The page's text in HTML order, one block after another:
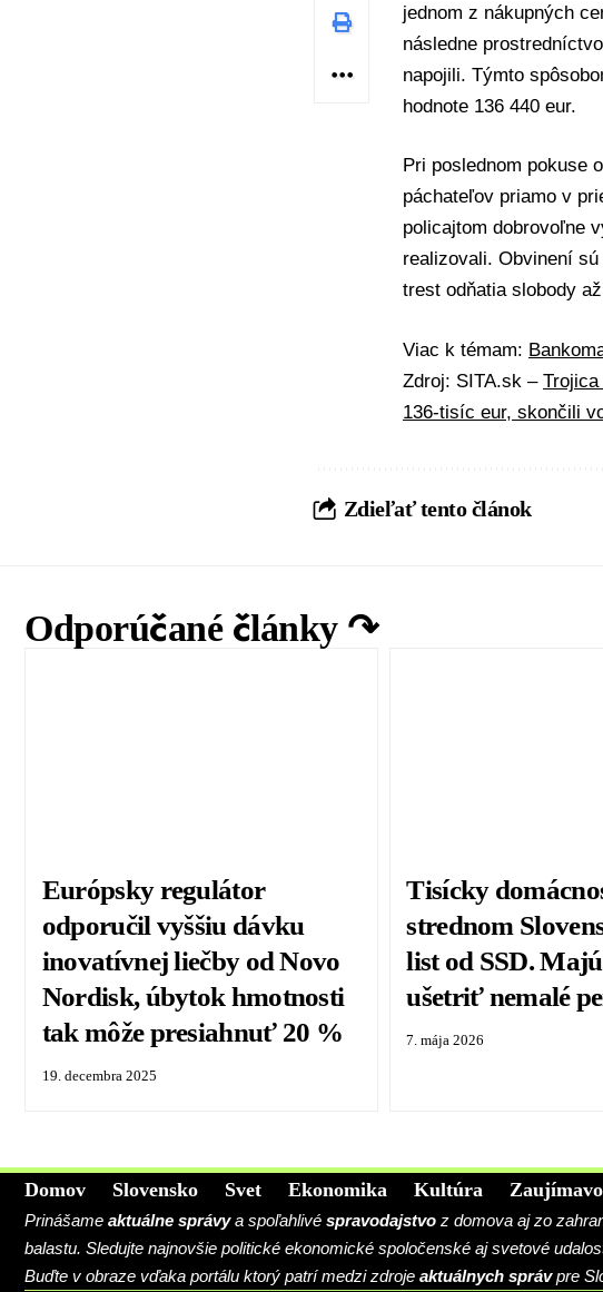
jednom z nákupných
následne
napojili. Týmto
hodnote 136 440 eur.
Pri poslednom pokuse
páchateľov priamo v
policajtom dobrovoľne
realizovali. Obvinení
trest odňatia slobody
Viac k témam:
Zdroj: SITA.sk –
136-tisíc eur, skončili
Zdieľať tento článok
Odporúčané články ↷
Európsky regulátor
odporučil vyššiu dávku
inovatívnej liečby od Novo
Nordisk, úbytok hmotnosti
tak môže presiahnuť 20 %
19. decembra 2025
Tisícky
strednom
list od SSD.
ušetriť nemalé
7. mája 2026
Domov Slovensko Svet Ekonomika Kultúra
Prinášame aktuálne správya spoľahlivé spravodajstvo z domova aj zo
balastu. Sledujte najnovšie politické ekonomické spoločenské aj svetové
Buďte v obraze vďaka portálu ktorý patrí medzi zdroje aktuálnych správpre